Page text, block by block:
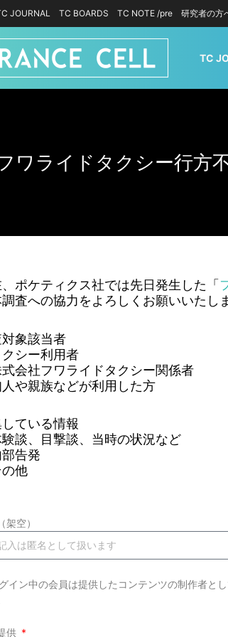
JOURNAL TC BOARDS TC NOTE /pre 研究者の方
TC
フワライドタクシー行方
ポケティクス社では先日発生した「
査への協力をよろしくお願いいたし
象該当者
クシー利用者
式会社フワライドタクシー関係者
人や親族などが利用した方
ている情報
験談、目撃談、当時の状況など
部告発
の他
架空）
イン中の会員は提供したコンテンツの制作者と
供